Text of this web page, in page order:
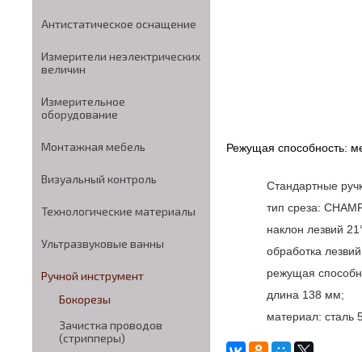
Антистатическое оснащение
Измерители неэлектрических
величин
Измерительное
оборудование
Монтажная мебель
Визуальный контроль
Технологические материалы
Ультразвуковые ванны
Ручной инструмент
Бокорезы
Зачистка проводов
(стрипперы)
Режущая способность:
Стандартные
тип среза:
наклон лезвий
обработка
режущая
длина 138 мм;
материал: сталь